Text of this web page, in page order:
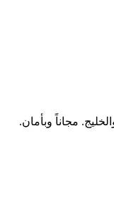
مجاناً وبأمان.